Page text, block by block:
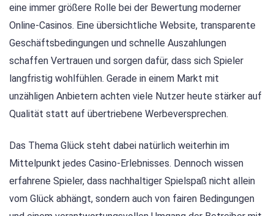
eine immer größere Rolle bei der Bewertung moderner
Online-Casinos. Eine übersichtliche Website, transparente
Geschäftsbedingungen und schnelle Auszahlungen
schaffen Vertrauen und sorgen dafür, dass sich Spieler
langfristig wohlfühlen. Gerade in einem Markt mit
unzähligen Anbietern achten viele Nutzer heute stärker auf
Qualität statt auf übertriebene Werbeversprechen.
Das Thema Glück steht dabei natürlich weiterhin im
Mittelpunkt jedes Casino-Erlebnisses. Dennoch wissen
erfahrene Spieler, dass nachhaltiger Spielspaß nicht allein
vom Glück abhängt, sondern auch von fairen Bedingungen